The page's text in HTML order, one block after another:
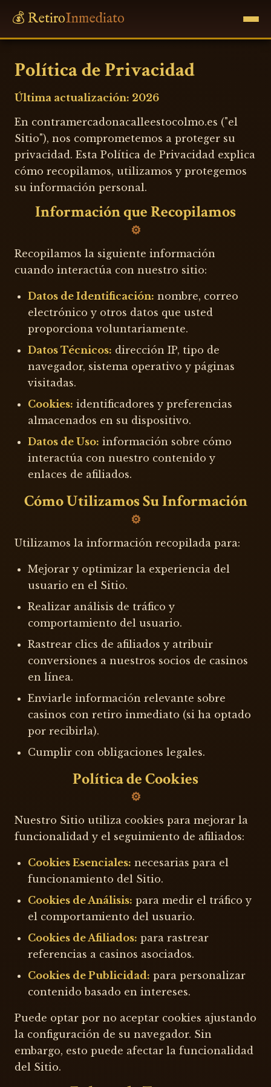
💰 RetiroInmediato
Política de Privacidad
Última actualización: 2026
En contramercadonacalleestocolmo.es ("el
Sitio"), nos comprometemos a proteger su
privacidad. Esta Política de Privacidad explica
cómo recopilamos, utilizamos y protegemos
su información personal.
Información que Recopilamos
Recopilamos la siguiente información
cuando interactúa con nuestro sitio:
Datos de Identificación: nombre, correo
electrónico y otros datos que usted
proporciona voluntariamente.
Datos Técnicos: dirección IP, tipo de
navegador, sistema operativo y páginas
visitadas.
Cookies: identificadores y preferencias
almacenados en su dispositivo.
Datos de Uso: información sobre cómo
interactúa con nuestro contenido y
enlaces de afiliados.
Cómo Utilizamos Su Información
Utilizamos la información recopilada para:
Mejorar y optimizar la experiencia del
usuario en el Sitio.
Realizar análisis de tráfico y
comportamiento del usuario.
Rastrear clics de afiliados y atribuir
conversiones a nuestros socios de casinos
en línea.
Enviarle información relevante sobre
casinos con retiro inmediato (si ha optado
por recibirla).
Cumplir con obligaciones legales.
Política de Cookies
Nuestro Sitio utiliza cookies para mejorar la
funcionalidad y el seguimiento de afiliados:
Cookies Esenciales: necesarias para el
funcionamiento del Sitio.
Cookies de Análisis: para medir el tráfico y
el comportamiento del usuario.
Cookies de Afiliados: para rastrear
referencias a casinos asociados.
Cookies de Publicidad: para personalizar
contenido basado en intereses.
Puede optar por no aceptar cookies ajustando
la configuración de su navegador. Sin
embargo, esto puede afectar la funcionalidad
del Sitio.